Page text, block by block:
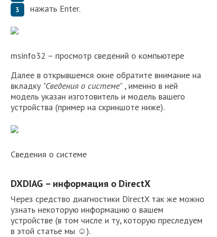
нажать Enter.
msinfo32 – просмотр сведений о компьютере
Далее в открывшемся окне обратите внимание на
вкладку "Сведения о системе", именно в ней
модель указан изготовитель и модель вашего
устройства (пример на скриншоте ниже).
Сведения о системе
DXDIAG – информация о DirectX
Через средство диагностики DirectX так же можно
узнать некоторую информацию о вашем
устройстве (в том числе и ту, которую преследуем
в этой статье мы ☺).